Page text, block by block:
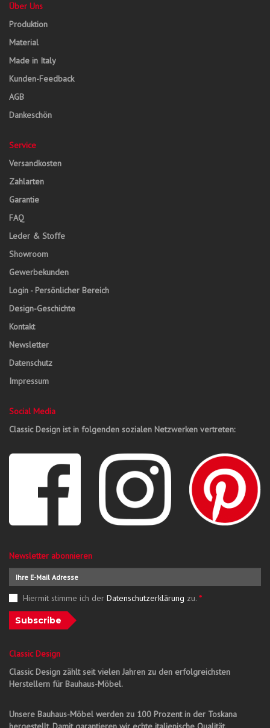
Über Uns
Produktion
Material
Made in Italy
Kunden-Feedback
AGB
Dankeschön
Service
Versandkosten
Zahlarten
Garantie
FAQ
Leder & Stoffe
Showroom
Gewerbekunden
Login - Persönlicher Bereich
Design-Geschichte
Kontakt
Newsletter
Datenschutz
Impressum
Social Media
Classic Design ist in folgenden sozialen Netzwerken vertreten:
Newsletter abonnieren
Hiermit stimme ich der Datenschutzerklärung zu. *
Subscribe
Classic Design
Classic Design zählt seit vielen Jahren zu den erfolgreichsten
Herstellern für Bauhaus-Möbel.
Unsere Bauhaus-Möbel werden zu 100 Prozent in der Toskana